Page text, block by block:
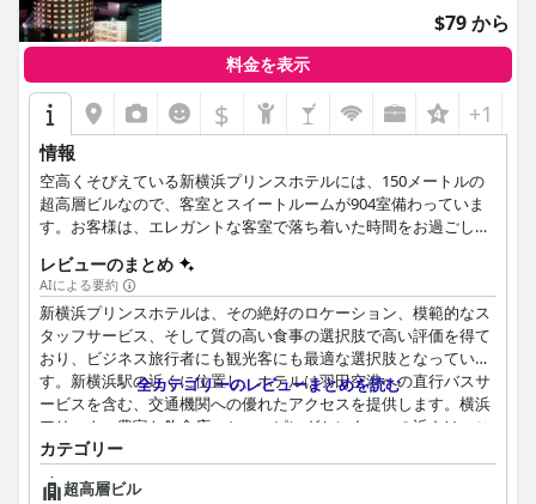
$79 から
料金を表示
$ +1
情報
空高くそびえている新横浜プリンスホテルには、150メートルの
超高層ビルなので、客室とスイートルームが904室備わっていま
す。お客様は、エレガントな客室で落ち着いた時間をお過ごし、
らの息を呑むほどの眺めも楽しめることができます。
レビューのまとめ
AIによる要約
新横浜プリンスホテルは、その絶好のロケーション、模範的なス
タッフサービス、そして質の高い食事の選択肢で高い評価を得て
おり、ビジネス旅行者にも観光客にも最適な選択肢となっていま
す。新横浜駅の近くに位置し、ホテルは羽田空港への直行バスサ
ービスを含む、交通機関への優れたアクセスを提供します。横浜
アリーナ、豊富な飲食店、ショッピングセンターへの近さは、こ
のエリアの利便性と活気を高め、宿泊客が活気に満ちた楽しい滞
在を確実に楽しめるようにします。
全カテゴリーのレビューまとめを読む
カテゴリー
超高層ビル